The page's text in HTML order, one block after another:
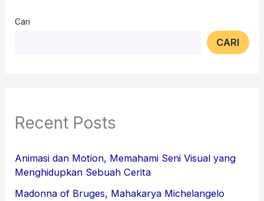
Cari
CARI
Recent Posts
Animasi dan Motion, Memahami Seni Visual yang
Menghidupkan Sebuah Cerita
Madonna of Bruges, Mahakarya Michelangelo